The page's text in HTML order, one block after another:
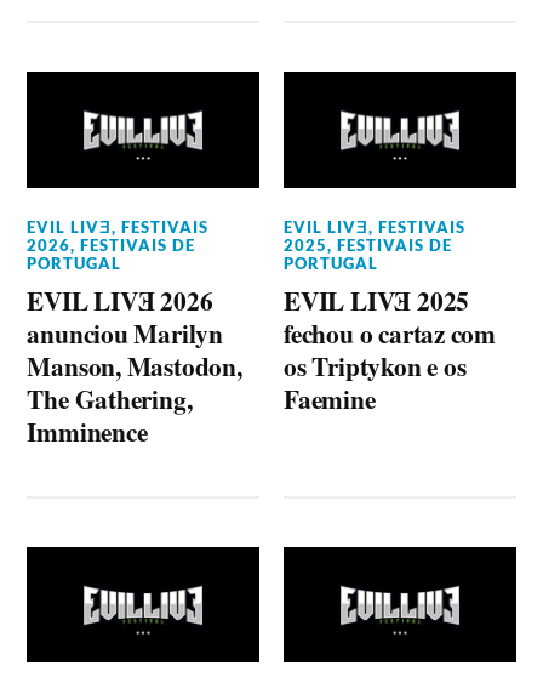
EVIL LIVƎ,FESTIVAIS
2026,FESTIVAIS DE
PORTUGAL
EVIL LIVƎ 2026
anunciou Marilyn
Manson, Mastodon,
The Gathering,
Imminence
EVIL LIVƎ,FESTIVAIS
2025,FESTIVAIS DE
PORTUGAL
EVIL LIVƎ 2025
fechou o cartaz com
os Triptykon e os
Faemine